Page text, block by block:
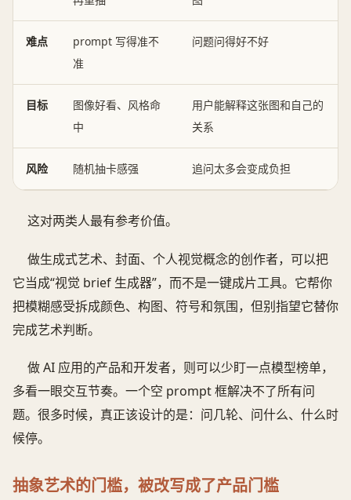
难点
prompt 写得准不
准
问题问得好不好
目标
图像好看、风格命
中
用户能解释这张图和自己的
关系
风险 随机抽卡感强 追问太多会变成负担
这对两类人最有参考价值。
做生成式艺术、封面、个人视觉概念的创作者，可以把
它当成“视觉 brief 生成器”，而不是一键成片工具。它帮你
把模糊感受拆成颜色、构图、符号和氛围，但别指望它替你
完成艺术判断。
做 AI 应用的产品和开发者，则可以少盯一点模型榜单，
多看一眼交互节奏。一个空 prompt 框解决不了所有问
题。很多时候，真正该设计的是：问几轮、问什么、什么时
候停。
抽象艺术的门槛，被改写成了产品门槛